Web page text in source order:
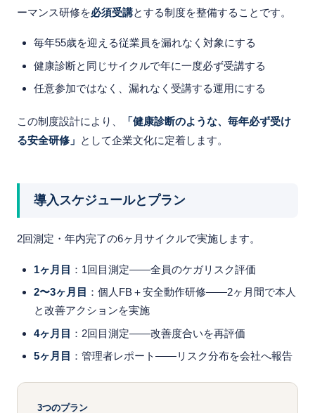
ーマンス研修を必須受講とする制度を整備することです。
毎年55歳を迎える従業員を漏れなく対象にする
健康診断と同じサイクルで年に一度必ず受講する
任意参加ではなく、漏れなく受講する運用にする
この制度設計により、
「健康診断のような、毎年必ず受け
る安全研修」 として企業文化に定着します。
導入スケジュールとプラン
2回測定・年内完了の6ヶ月サイクルで実施します。
1ヶ月目 ：1回目測定——全員のケガリスク評価
2〜3ヶ月目 ：個人FB＋安全動作研修——2ヶ月間で本人
と改善アクションを実施
4ヶ月目 ：2回目測定——改善度合いを再評価
5ヶ月目 ：管理者レポート——リスク分布を会社へ報告
3つのプラン